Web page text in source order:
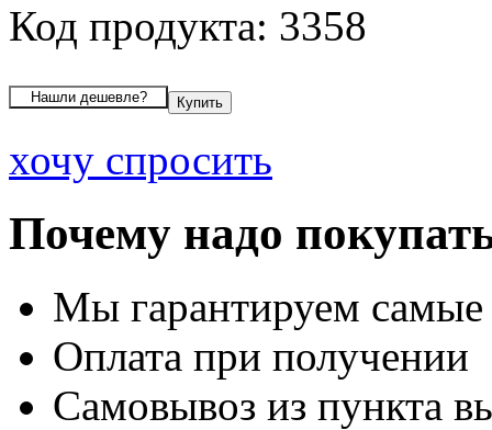
Код продукта: 3358
хочу спросить
Почему надо
Мы гарантируем
Оплата при получении
Самовывоз из пункта